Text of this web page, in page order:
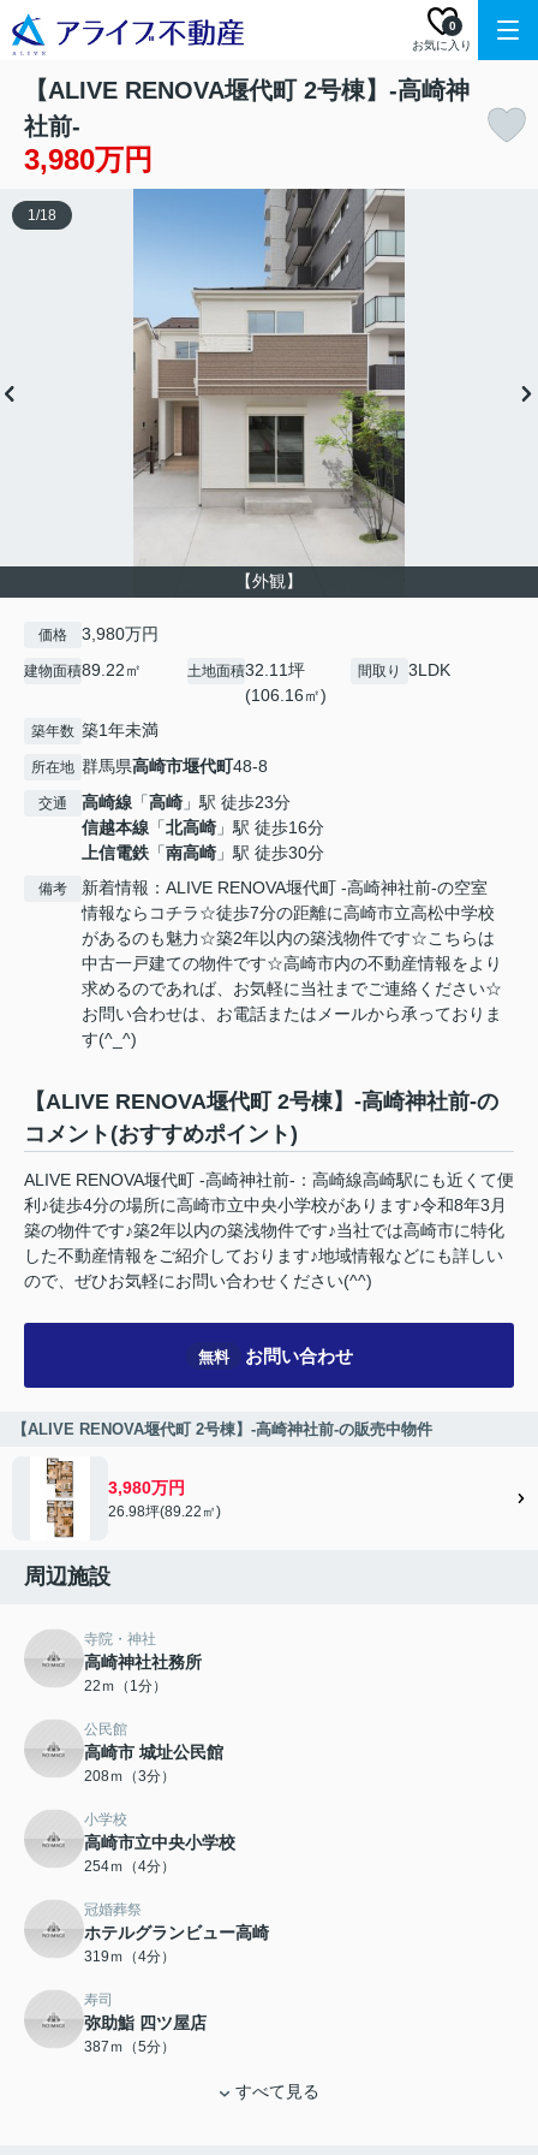
お気に入り
0
【ALIVE RENOVA堰代町 2号棟】‐高崎神
社前-
3,980万円
【外観】
1/18
価格 3,980万円
建物面積89.22㎡ 土地面積32.11坪
(106.16㎡)
間取り 3LDK
築年数 築1年未満
所在地 群馬県高崎市堰代町48-8
交通 高崎線 「高崎 」駅 徒歩23分
信越本線 「北高崎 」駅 徒歩16分
上信電鉄 「南高崎 」駅 徒歩30分
備考
新着情報：ALIVE RENOVA堰代町 ‐高崎神社前-の空室
情報ならコチラ☆徒歩7分の距離に高崎市立高松中学校
があるのも魅力☆築2年以内の築浅物件です☆こちらは
中古一戸建ての物件です☆高崎市内の不動産情報をより
求めるのであれば、お気軽に当社までご連絡ください☆
お問い合わせは、お電話またはメールから承っておりま
す(^_^)
【ALIVE RENOVA堰代町 2号棟】‐高崎神社前-の
コメント(おすすめポイント)
ALIVE RENOVA堰代町 ‐高崎神社前-：高崎線高崎駅にも近くて便
利♪徒歩4分の場所に高崎市立中央小学校があります♪令和8年3月
築の物件です♪築2年以内の築浅物件です♪当社では高崎市に特化
した不動産情報をご紹介しております♪地域情報などにも詳しい
ので、ぜひお気軽にお問い合わせください(^^)
無料 お問い合わせ
【ALIVE RENOVA堰代町 2号棟】‐高崎神社前-の販売中物件
3,980万円
26.98坪(89.22㎡)
周辺施設
寺院・神社
高崎神社社務所
22ｍ（1分）
公民館
高崎市 城址公民館
208ｍ（3分）
小学校
高崎市立中央小学校
254ｍ（4分）
冠婚葬祭
ホテルグランビュー高崎
319ｍ（4分）
寿司
弥助鮨 四ツ屋店
387ｍ（5分）
すべて見る